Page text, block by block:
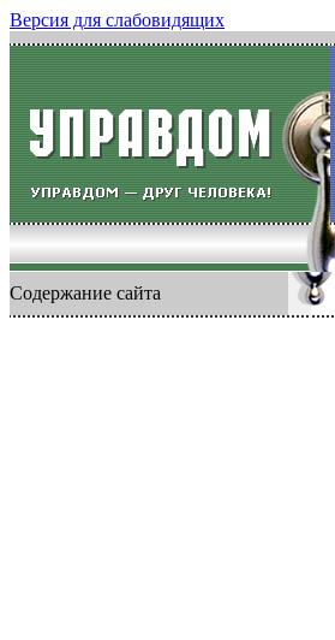
Версия для слабовидящих
Содержание сайта